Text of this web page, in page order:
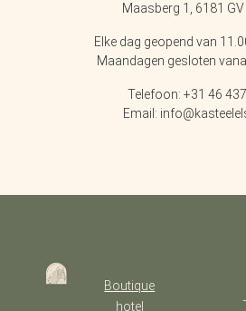
Maasberg 1, 6181
Elke dag geopend van
Maandagen gesloten
Telefoon: +31 46
Email:
Boutique
hotel